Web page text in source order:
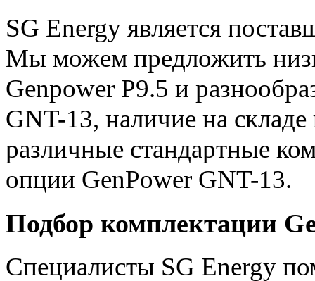
SG Energy является
Мы можем предложить
Genpower P9.5 и
GNT-13, наличие на
различные стандартные
опции GenPower GNT-13.
Подбор комплектации
Специалисты SG Energy